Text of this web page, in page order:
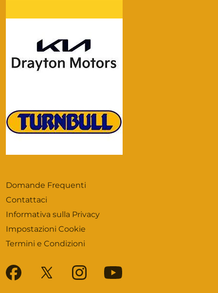
Domande Frequenti
Contattaci
Informativa sulla Privacy
Impostazioni Cookie
Termini e Condizioni